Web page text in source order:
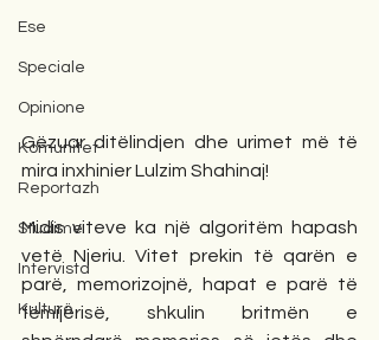
Ese
Speciale
Opinione
Komunitet
Reportazh
Studime
Intervista
Kulturë
Gëzuar ditëlindjen dhe urimet më të
mira inxhinier Lulzim Shahinaj!
Midis viteve ka një algoritëm hapash
vetë Njeriu. Vitet prekin të qarën e
parë, memorizojnë, hapat e parë të
fëmijërisë, shkulin britmën e